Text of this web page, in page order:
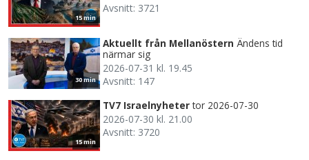
15 min
Avsnitt: 3721
30 min
Aktuellt från Mellanöstern Ändens tid
närmar sig
2026-07-31 kl. 19.45
Avsnitt: 147
15 min
TV7 Israelnyheter tor 2026-07-30
2026-07-30 kl. 21.00
Avsnitt: 3720